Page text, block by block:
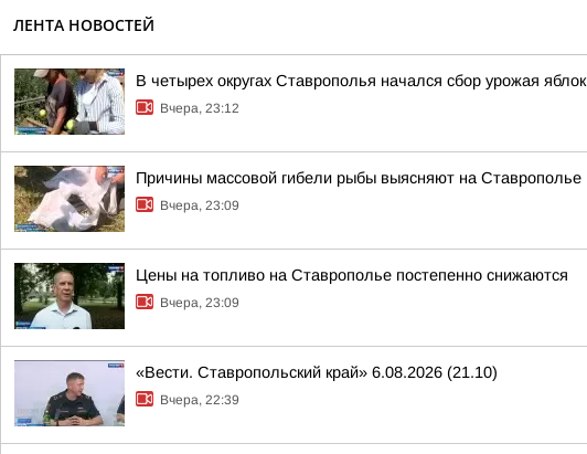
ЛЕНТА НОВОСТЕЙ
В четырех округах Ставрополья начался сбор урожая яблок
Вчера, 23:12
Причины массовой гибели рыбы выясняют на Ставрополье
Вчера, 23:09
Цены на топливо на Ставрополье постепенно снижаются
Вчера, 23:09
«Вести. Ставропольский край» 6.08.2026 (21.10)
Вчера, 22:39